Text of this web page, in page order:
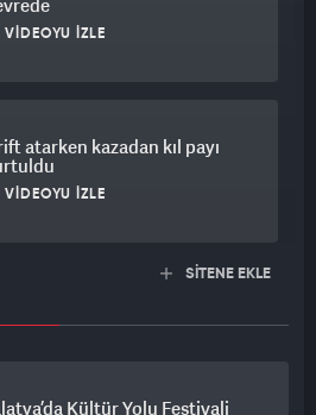
VIDEOYU İZLE
atarken kazadan kıl payı
VIDEOYU İZLE
SİTENE EKLE
Kültür Yolu Festivali